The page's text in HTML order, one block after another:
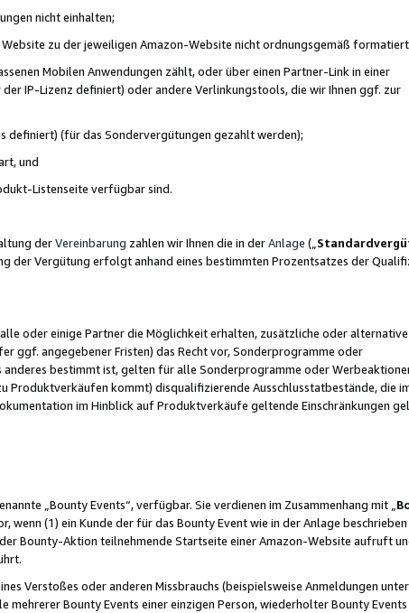
nicht einhalten;
zu der jeweiligen Amazon-Website nicht ordnungsgemäß
Mobilen Anwendungen zählt, oder über einen Partner-Link in einer
IP-Lizenz definiert) oder andere Verlinkungstools, die wir Ihnen ggf. zur
definiert) (für das Sondervergütungen gezahlt werden);
und
Listenseite verfügbar sind.
derVereinbarung zahlen wir Ihnen die in derAnlage („
der Vergütung erfolgt anhand eines bestimmten Prozentsatzes der
oder einige Partner die Möglichkeit erhalten, zusätzliche oder alternative
ggf. angegebener Fristen) das Recht vor, Sonderprogramme oder
bestimmt ist, gelten für alle Sonderprogramme oder
kommt) disqualifizierende Ausschlusstatbestände, die
im Hinblick auf Produktverkäufe geltende Einschränkungen
„Bounty Events“, verfügbar. Sie verdienen im Zusammenhang mit „
(1) ein Kunde der für das Bounty Event wie in der Anlage beschrieben
Bounty-Aktion teilnehmende Startseite einer Amazon-Website aufruft
Verstoßes oder anderen Missbrauchs (beispielsweise Anmeldungen unter
Bounty Events einer einzigen Person, wiederholter Bounty Events